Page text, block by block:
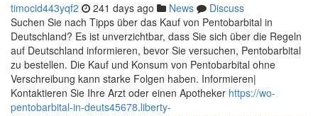
timocid443yqf2 241 days ago News
Discuss
Suchen Sie nach Tipps über das Kauf von Pentobarbital in
Deutschland? Es ist unverzichtbar, dass Sie sich über die Regeln
auf Deutschland informieren, bevor Sie versuchen, Pentobarbital
zu bestellen. Die Kauf und Konsum von Pentobarbital ohne
Verschreibung kann starke Folgen haben. Informieren|
Kontaktieren Sie Ihre Arzt oder einen Apotheker https://wo-
pentobarbital-in-deuts45678.liberty-